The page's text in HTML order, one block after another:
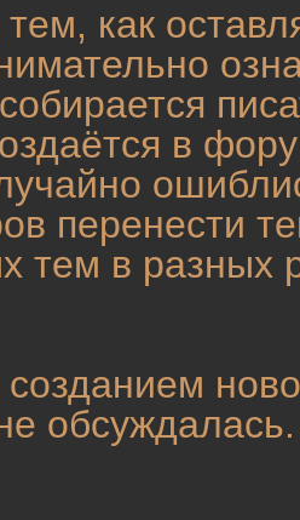
как
в
перенести
тем в разных
обсуждалась.